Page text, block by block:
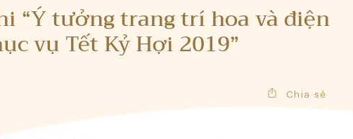
“Ý tưởng trang trí hoa và điện
vụ Tết Kỷ Hợi 2019”
Chia sẻ